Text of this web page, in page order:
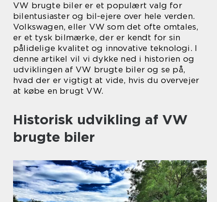
VW brugte biler er et populært valg for
bilentusiaster og bil-ejere over hele verden.
Volkswagen, eller VW som det ofte omtales,
er et tysk bilmærke, der er kendt for sin
pålidelige kvalitet og innovative teknologi. I
denne artikel vil vi dykke ned i historien og
udviklingen af VW brugte biler og se på,
hvad der er vigtigt at vide, hvis du overvejer
at købe en brugt VW.
Historisk udvikling af VW
brugte biler